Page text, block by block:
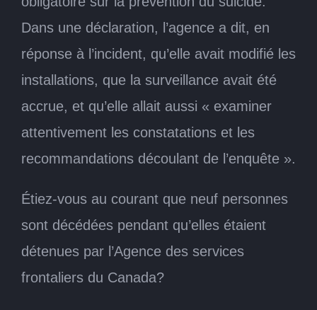
Dans une déclaration, l’agence a dit, en
réponse à l’incident, qu’elle avait modifié les
installations, que la surveillance avait été
accrue, et qu’elle allait aussi « examiner
attentivement les constatations et les
recommandations découlant de l’enquête ».
Étiez-vous au courant que neuf personnes
sont décédées pendant qu’elles étaient
détenues par l’Agence des services
frontaliers du Canada?